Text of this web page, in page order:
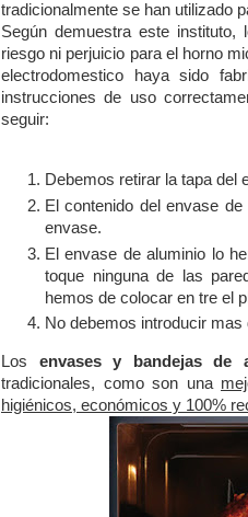
tradicionalmente se han utilizado
Según demuestra este
riesgo ni perjuicio para el horno
electrodomestico haya sido
instrucciones de uso
seguir:
Debemos retirar la tapa del
El contenido del envase
envase.
El envase de aluminio lo
toque ninguna de las
hemos de colocar en tre el
No debemos introducir
Los envases y bandejas de
tradicionales, como son una
higiénicos, económicos y 100%